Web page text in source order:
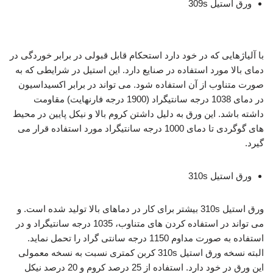
ورق استیل 309s
با آلیاژهایی که در خود دارد استحکام قابل قبولی در برابر خوردگی در
دمای بالا مورد استفاده در صنایع دارد. این استیل در شرایطی که به
صورت متناوب از آن استفاده شود. می تواند در برابر اکسیداسیون
در دمای 1038 درجه سانتیگراد (1900 درجه فارنهایت) مقاومت
داشته باشد. این ورق به دلیل داشتن کروم بالا و نیکل پایین در محیط
های گوگردی تا دمای 1000 درجه سانتیگراد مورد استفاده قرار می
گیرد.
ورق استیل 310s
ورق استیل 310s بیشتر برای کار در دماهای بالا تولید شده است. و
می تواند در استفاده کردن های متناوب، 1035 درجه سانتیگراد و در
استفاده به صورت مداوم 1150 درجه سانتی گراد را تحمل نماید.
البته نسخه ورق استیل 310s کربن کمتری نسبت به نسخه معمولی
این ورق در خود دارد. استفاده از 25 درصد کروم و 20 درصد نیکل